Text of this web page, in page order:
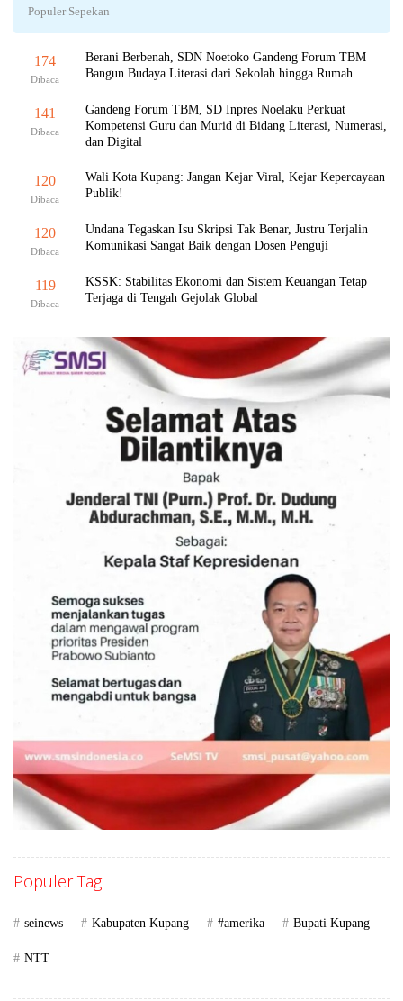
Populer Sepekan
174
Dibaca
Berani Berbenah, SDN Noetoko Gandeng Forum TBM
Bangun Budaya Literasi dari Sekolah hingga Rumah
141
Dibaca
Gandeng Forum TBM, SD Inpres Noelaku Perkuat
Kompetensi Guru dan Murid di Bidang Literasi, Numerasi,
dan Digital
120
Dibaca
Wali Kota Kupang: Jangan Kejar Viral, Kejar Kepercayaan
Publik!
120
Dibaca
Undana Tegaskan Isu Skripsi Tak Benar, Justru Terjalin
Komunikasi Sangat Baik dengan Dosen Penguji
119
Dibaca
KSSK: Stabilitas Ekonomi dan Sistem Keuangan Tetap
Terjaga di Tengah Gejolak Global
Populer Tag
seinews Kabupaten Kupang #amerika Bupati Kupang
NTT